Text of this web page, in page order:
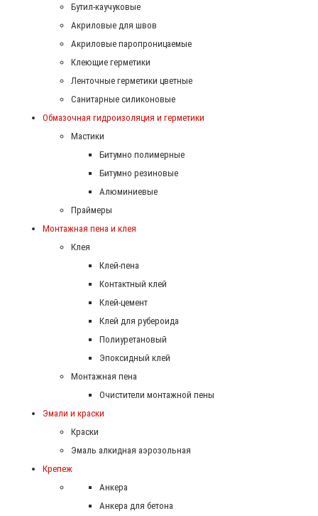
Бутил-каучуковые
Акриловые для швов
Акриловые паропроницаемые
Клеющие герметики
Ленточные герметики цветные
Санитарные силиконовые
Обмазочная гидроизоляция и герметики
Мастики
Битумно полимерные
Битумно резиновые
Алюминиевые
Праймеры
Монтажная пена и клея
Клея
Клей-пена
Контактный клей
Клей-цемент
Клей для рубероида
Полиуретановый
Эпоксидный клей
Монтажная пена
Очистители монтажной пены
Эмали и краски
Краски
Эмаль алкидная аэрозольная
Крепеж
Анкера
Анкера для бетона